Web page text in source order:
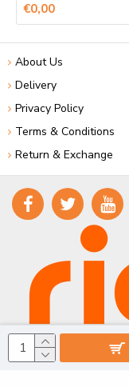
€0,00
About Us
Delivery
Privacy Policy
Terms & Conditions
Return & Exchange